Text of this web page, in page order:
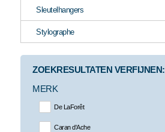
Sleutelhangers
Stylographe
ZOEKRESULTATEN VERFIJNEN:
MERK
De LaForêt
Caran d'Ache